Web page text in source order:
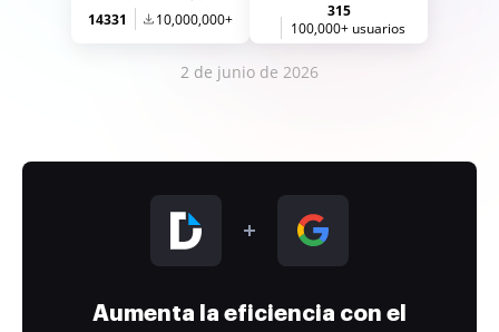
14331 10,000,000+
315
100,000+ usuarios
2 de junio de 2026
Aumenta la eficiencia con el